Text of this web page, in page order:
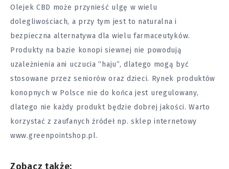
Olejek CBD może przynieść ulgę w wielu
dolegliwościach, a przy tym jest to naturalna i
bezpieczna alternatywa dla wielu farmaceutyków.
Produkty na bazie konopi siewnej nie powodują
uzależnienia ani uczucia “haju”, dlatego mogą być
stosowane przez seniorów oraz dzieci. Rynek produktów
konopnych w Polsce nie do końca jest uregulowany,
dlatego nie każdy produkt będzie dobrej jakości. Warto
korzystać z zaufanych źródeł np. sklep internetowy
www.greenpointshop.pl.
Zobacz także: